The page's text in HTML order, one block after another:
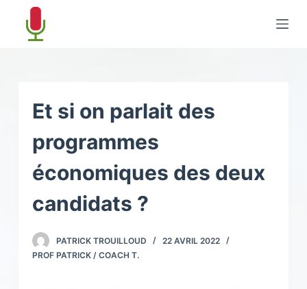
Et si on parlait des
programmes
économiques des deux
candidats ?
PATRICK TROUILLOUD
22 AVRIL 2022
PROF PATRICK / COACH T.